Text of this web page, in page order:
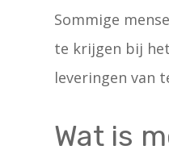
Sommige
te krijgen bij
leveringen van
Wat is